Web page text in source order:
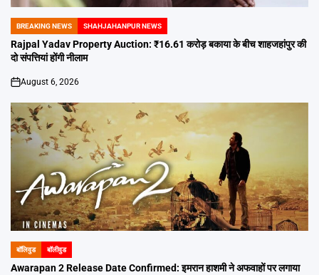
POSTED
IN
BREAKING NEWS SHAHJAHANPUR NEWS
Rajpal Yadav Property Auction: ₹16.61 करोड़ बकाया के बीच शाहजहांपुर की
दो संपत्तियां होंगी नीलाम
on
August 6, 2026
POSTED
IN
बॉलिवुड बॉलीवुड
Awarapan 2 Release Date Confirmed: इमरान हाशमी ने अफवाहों पर लगाया